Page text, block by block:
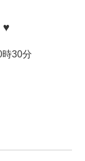
♥
30分